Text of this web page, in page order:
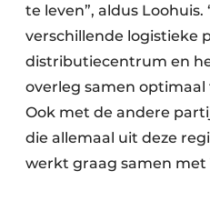
te leven”, aldus
verschillende logistieke
distributiecentrum en
overleg samen
Ook met de andere
die allemaal uit deze
werkt graag samen